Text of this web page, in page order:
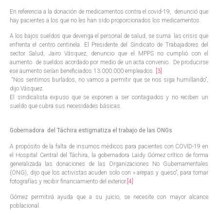
En referencia a la donación de medicamentos contra el covid-19, denunció que
hay pacientes a los que no les han sido proporcionados los medicamentos.
A los bajos sueldos que devenga el personal de salud, se suma las crisis que
enfrenta el centro centinela. El Presidente del Sindicato de Trabajadores del
sector Salud, Jairo Vásquez, denuncio que el MPPS no cumplió con el
aumento de sueldos acordado por medio de un acta convenio. De producirse
ese aumento serían beneficiados 13.000.000 empleados. [3]
“Nos sentimos burlados, no vamos a permitir que se nos siga humillando”,
dijo Vásquez.
El sindicalista expuso que se exponen a ser contagiados y no reciben un
sueldo que cubra sus necesidades básicas.
Gobernadora del Táchira estigmatiza el trabajo de las ONGs
A propósito de la falta de insumos médicos para pacientes con COVID-19 en
el Hospital Central del Táchira, la gobernadora Laidy Gómez crítico de forma
generalizada las donaciones de las Organizaciones No Gubernamentales
(ONG), dijo que los activistas acuden solo con » arepas y queso”, para tomar
fotografías y recibir financiamiento del exterior. [4]
Gómez permitirá ayuda que a su juicio, se necesite con mayor alcance
poblacional.